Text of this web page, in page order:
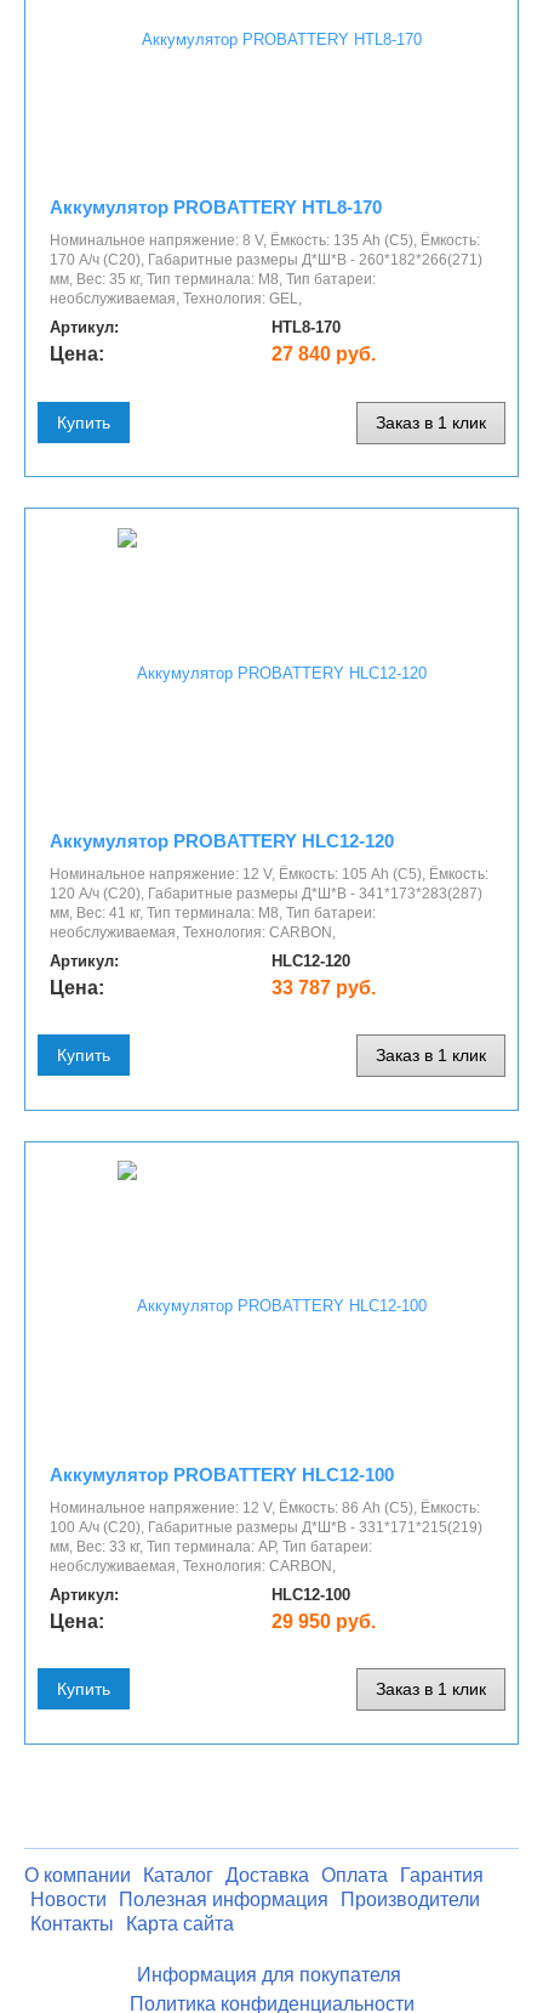
Аккумулятор PROBATTERY HTL8-170
Номинальное напряжение: 8 V, Ёмкость: 135 Ah (C5), Ёмкость:
170 А/ч (С20), Габаритные размеры Д*Ш*В - 260*182*266(271)
мм, Вес: 35 кг, Тип терминала: М8, Тип батареи:
необслуживаемая, Технология: GEL,
Артикул: HTL8-170
Цена: 27 840 руб.
Купить Заказ в 1 клик
Аккумулятор PROBATTERY HLC12-120
Номинальное напряжение: 12 V, Ёмкость: 105 Ah (C5), Ёмкость:
120 А/ч (С20), Габаритные размеры Д*Ш*В - 341*173*283(287)
мм, Вес: 41 кг, Тип терминала: M8, Тип батареи:
необслуживаемая, Технология: CARBON,
Артикул: HLC12-120
Цена: 33 787 руб.
Купить Заказ в 1 клик
Аккумулятор PROBATTERY HLC12-100
Номинальное напряжение: 12 V, Ёмкость: 86 Ah (C5), Ёмкость:
100 А/ч (С20), Габаритные размеры Д*Ш*В - 331*171*215(219)
мм, Вес: 33 кг, Тип терминала: AP, Тип батареи:
необслуживаемая, Технология: CARBON,
Артикул: HLC12-100
Цена: 29 950 руб.
Купить Заказ в 1 клик
О компании Каталог Доставка Оплата
Гарантия
Новости
Полезная информация
Производители
Контакты
Карта сайта
Информация для покупателя
Политика конфиденциальности